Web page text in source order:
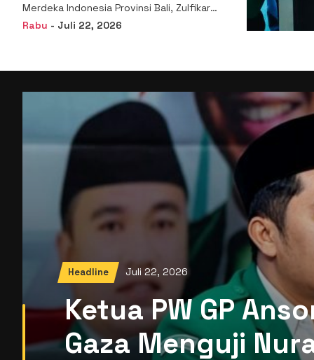
Nasional
Merdeka Indonesia Provinsi Bali, Zulfikar
Wijaya, S.E., menyampaikan ucapan
Rabu - Juli 22, 2026
Headline Juli 22, 2026
Ketua PW GP
Gaza Menguji